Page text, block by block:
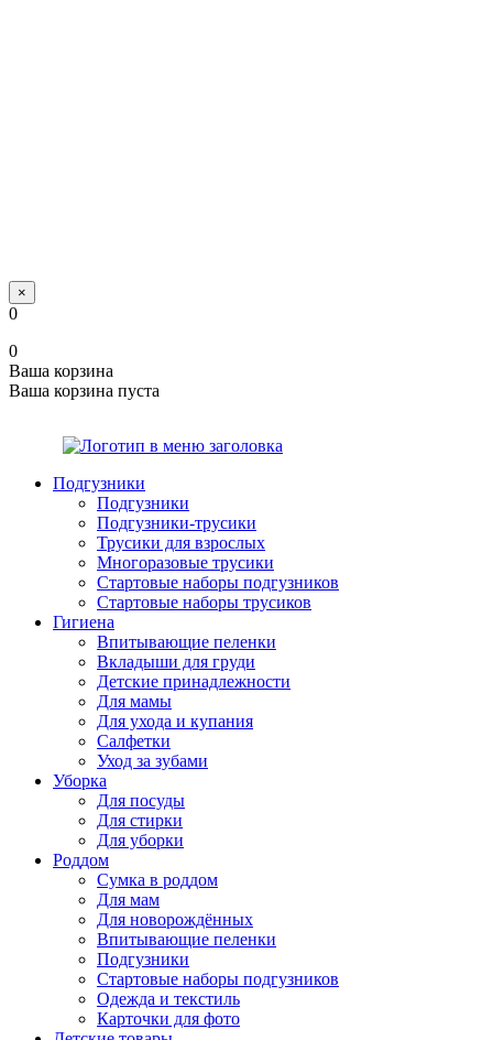
×
0
0
Ваша корзина
Ваша корзина пуста
Подгузники
Подгузники
Подгузники-трусики
Трусики для взрослых
Многоразовые трусики
Стартовые наборы подгузников
Стартовые наборы трусиков
Гигиена
Впитывающие пеленки
Вкладыши для груди
Детские принадлежности
Для мамы
Для ухода и купания
Салфетки
Уход за зубами
Уборка
Для посуды
Для стирки
Для уборки
Роддом
Сумка в роддом
Для мам
Для новорождённых
Впитывающие пеленки
Подгузники
Стартовые наборы подгузников
Одежда и текстиль
Карточки для фото